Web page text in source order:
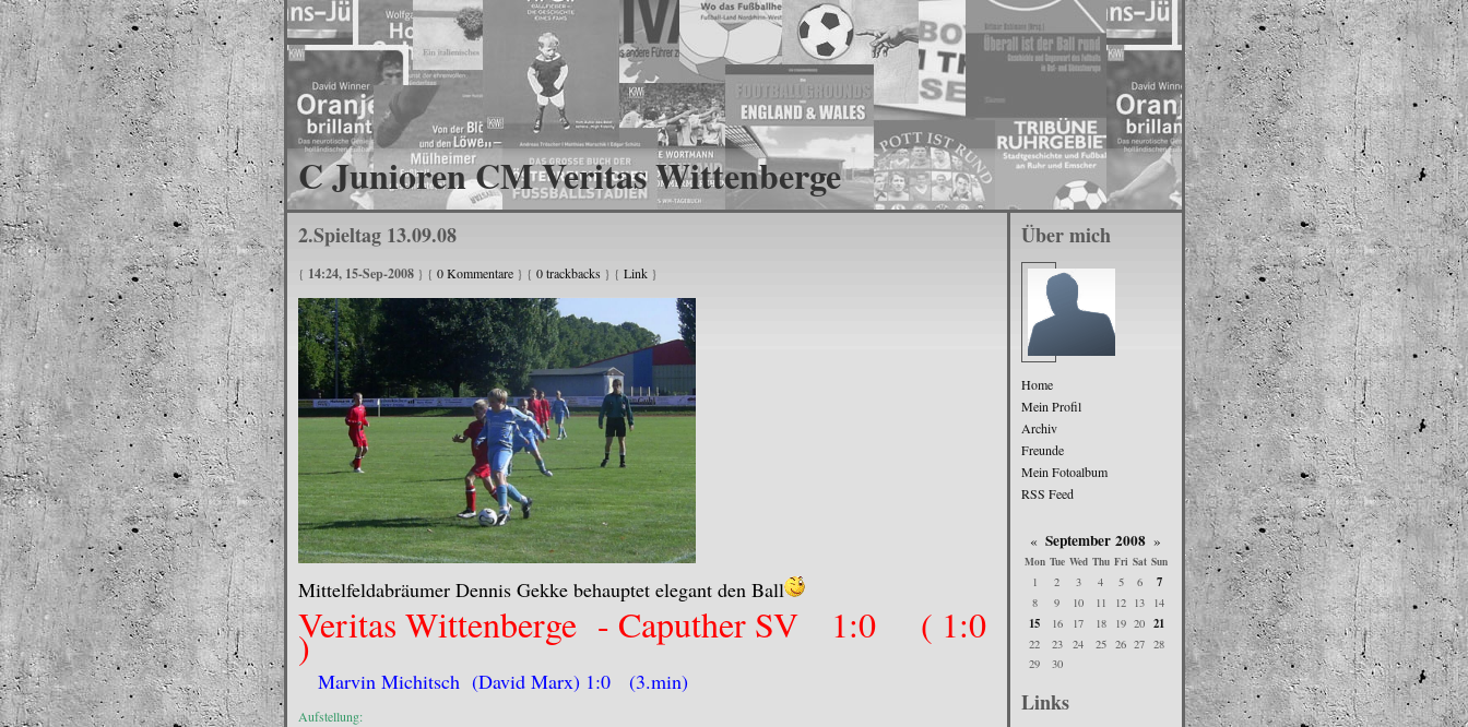
C Junioren CM Veritas Wittenberge
2.Spieltag 13.09.08
{ 14:24, 15-Sep-2008} { 0 Kommentare} { 0 trackbacks } { Link}
Mittelfeldabräumer Dennis Gekke behauptet elegant den Ball
Veritas Wittenberge - Caputher SV 1:0 ( 1:0
)
Marvin Michitsch (David Marx) 1:0 (3.min)
Aufstellung:
Über mich
Home
Mein Profil
Archiv
Freunde
Mein Fotoalbum
RSS Feed
« September 2008 »
Mon Tue Wed Thu Fri Sat Sun
1 2 3 4 5 6 7
8 9 10 11 12 13 14
15 16 17 18 19 20 21
22 23 24 25 26 27 28
29
30
Links